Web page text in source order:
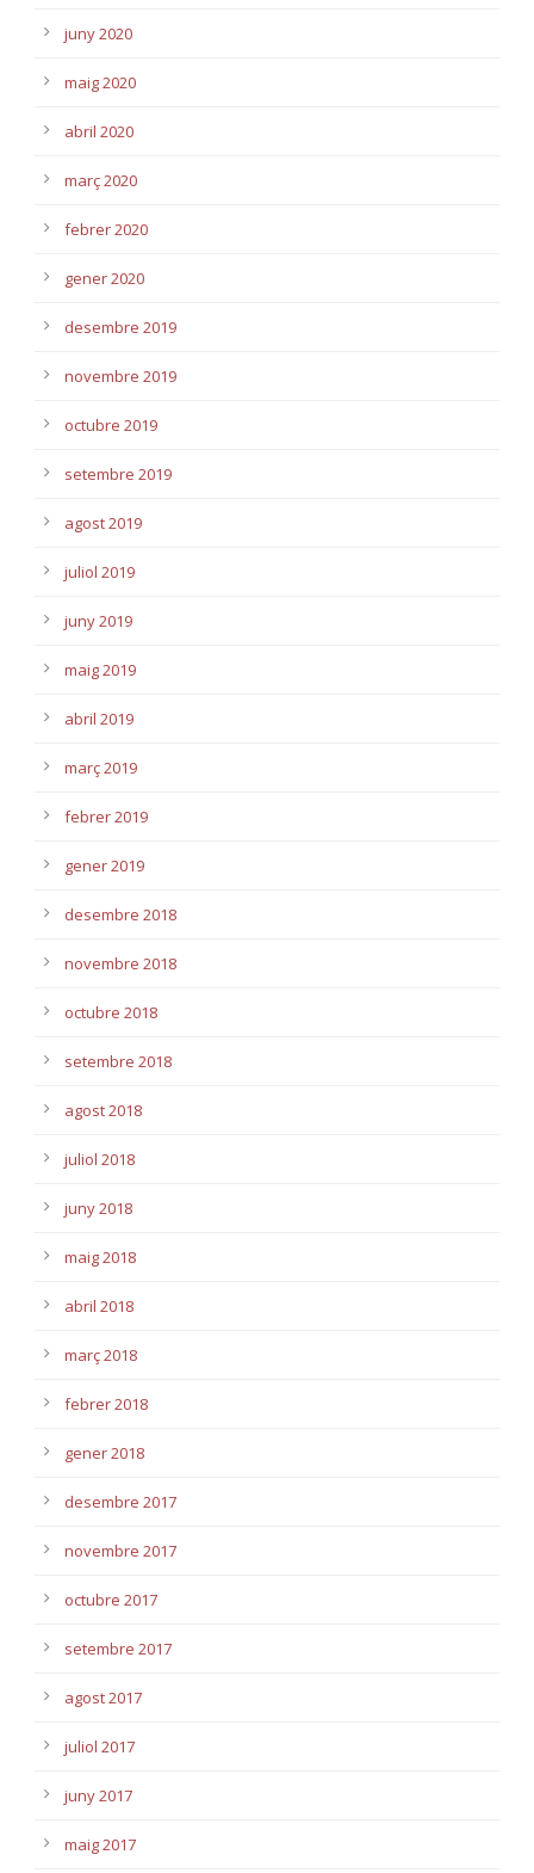
juny 2020
maig 2020
abril 2020
març 2020
febrer 2020
gener 2020
desembre 2019
novembre 2019
octubre 2019
setembre 2019
agost 2019
juliol 2019
juny 2019
maig 2019
abril 2019
març 2019
febrer 2019
gener 2019
desembre 2018
novembre 2018
octubre 2018
setembre 2018
agost 2018
juliol 2018
juny 2018
maig 2018
abril 2018
març 2018
febrer 2018
gener 2018
desembre 2017
novembre 2017
octubre 2017
setembre 2017
agost 2017
juliol 2017
juny 2017
maig 2017